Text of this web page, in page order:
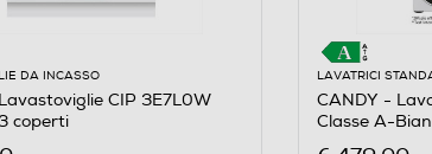
DA INCASSO
CIP 3E7L0W
coperti
LAVATRICI
CANDY -
Classe A-